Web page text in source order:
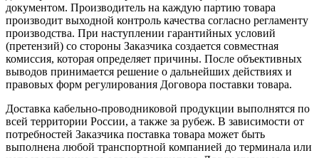
документом. Производитель на каждую партию товара
производит выходной контроль качества согласно регламенту
производства. При наступлении гарантийных условий
(претензий) со стороны Заказчика создается совместная
комиссия, которая определяет причины. После объективных
выводов принимается решение о дальнейших действиях и
правовых форм регулирования Договора поставки товара.
Доставка кабельно-проводниковой продукции выполнятся по
всей территории России, а также за рубеж. В зависимости от
потребностей Заказчика поставка товара может быть
выполнена любой транспортной компанией до терминала или